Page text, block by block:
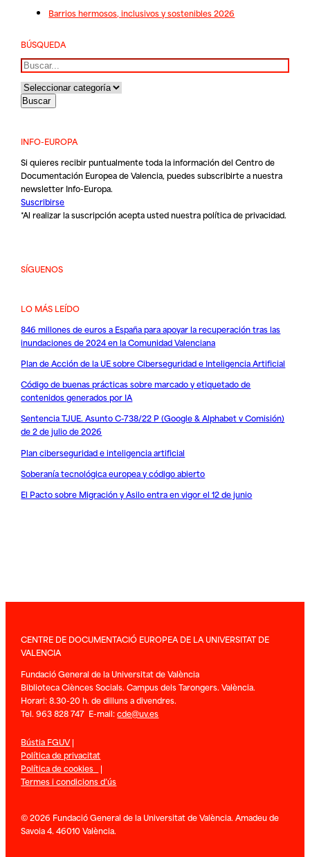
Barrios hermosos, inclusivos y sostenibles 2026
BÚSQUEDA
Buscar
INFO-EUROPA
Si quieres recibir puntualmente toda la información del Centro de
Documentación Europea de Valencia, puedes subscribirte a nuestra
newsletter Info-Europa.
Suscribirse
*Al realizar la suscripción acepta usted nuestrapolítica de privacidad.
SÍGUENOS
LO MÁS LEÍDO
846 millones de euros a España para apoyar la recuperación tras las
inundaciones de 2024 en la Comunidad Valenciana
Plan de Acción de la UE sobre Ciberseguridad e Inteligencia Artificial
Código de buenas prácticas sobre marcado y etiquetado de
contenidos generados por IA
Sentencia TJUE. Asunto C-738/22 P (Google & Alphabet v Comisión)
de 2 de julio de 2026
Plan ciberseguridad e inteligencia artificial
Soberanía tecnológica europea y código abierto
El Pacto sobre Migración y Asilo entra en vigor el 12 de junio
CENTRE DE DOCUMENTACIÓ EUROPEA DE LA UNIVERSITAT DE
VALENCIA
Fundació General de la Universitat de València
Biblioteca Ciènces Socials. Campus dels Tarongers. València.
Horari: 8.30-20 h. de dilluns a divendres.
Tel. 963 828 747 E-mail:cde@uv.es
Bústia FGUV|
Política de privacitat
Política de cookies |
Termes i condicions d’ús
© 2026 Fundació General de la Universitat de València. Amadeu de
Savoia 4. 46010 València.